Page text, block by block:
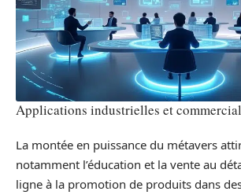
Applications industrielles et
La montée en puissance du métavers
notamment l’éducation et la vente au
ligne à la promotion de produits dans